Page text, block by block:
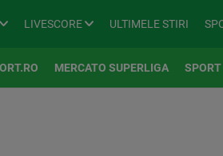
LIVESCORE ULTIMELE STIRI
MERCATO SUPERLIGA SPORT